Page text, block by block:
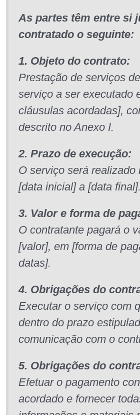
As partes têm entre si
contratado o seguinte:
1. Objeto do contrato:
Prestação de serviços
serviço a ser executado
cláusulas acordadas],
descrito no Anexo I.
2. Prazo de execução:
O serviço será realizado
[data inicial] a [data final].
3. Valor e forma de
O contratante pagará o
[valor], em [forma de
datas].
4. Obrigações do
Executar o serviço com
dentro do prazo
comunicação com o
5. Obrigações do
Efetuar o pagamento
acordado e fornecer